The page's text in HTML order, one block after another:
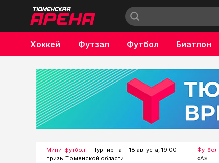
Хоккей Футзал Футбол Биатлон
Бокс
Мини-футбол — Турнир на
призы Тюменской области
18 августа, 19:00 Футбол
«А»